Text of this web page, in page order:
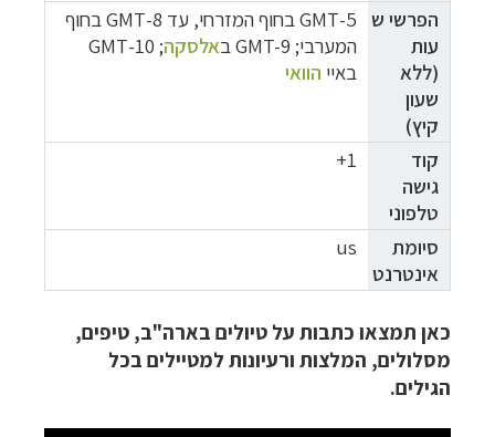
הפרשי ש
עות
(ללא
שעון
קיץ)
5-GMT בחוף המזרחי, עד
8-GMT בחוף
המערבי; GMT-9 ב
אלסקה;
10-GMT
באיי הוואי
קוד
גישה
טלפוני
1+
סיומת
אינטרנט
us
כאן תמצאו כתבות על טיולים בארה"ב, טיפים,
מסלולים, המלצות ורעיונות למטיילים בכל
הגילים.